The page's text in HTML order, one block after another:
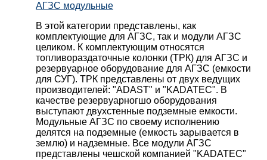
АГЗС модульные
В этой категории представлены, как
комплектующие для АГЗС, так и модули АГЗС
целиком. К комплектующим относятся
топливораздаточные колонки (ТРК) для АГЗС и
резервуарное оборудование для АГЗС (емкости
для СУГ). ТРК представлены от двух ведущих
производителей: "ADAST" и "KADATEC". В
качестве резервуарногшо оборудования
выступают двухстенные подземные емкости.
Модульные АГЗС по своему исполнению
делятся на подземные (емкость зарывается в
землю) и надземные. Все модули АГЗС
представлены чешской компанией "KADATEC"